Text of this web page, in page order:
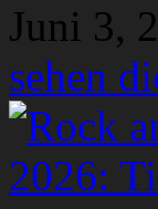
Juni 3,
sehen